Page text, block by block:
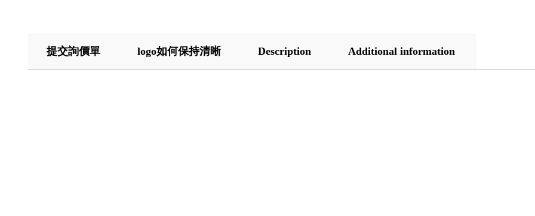
提交詢價單 logo如何保持清晰 Description Additional information